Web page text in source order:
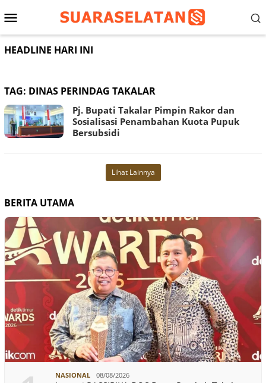
ke
Menu
Mobile
HEADLINE HARI INI
TAG: DINAS PERINDAG TAKALAR
Pj. Bupati Takalar Pimpin Rakor dan
Sosialisasi Penambahan Kuota Pupuk
Bersubsidi
Lihat Lainnya
BERITA UTAMA
NASIONAL 08/08/2026